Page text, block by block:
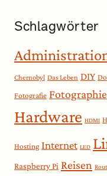
Schlagwörter
Chernobyl Das Leben DIY
Fotografie Fotographie
Hardware HDMI
Hosting Internet LED
Raspberry Pi Reisen